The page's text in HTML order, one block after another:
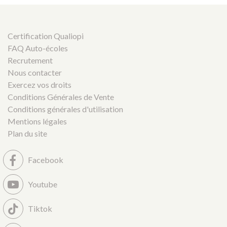
Certification Qualiopi
FAQ Auto-écoles
Recrutement
Nous contacter
Exercez vos droits
Conditions Générales de Vente
Conditions générales d'utilisation
Mentions légales
Plan du site
Facebook
Youtube
Tiktok